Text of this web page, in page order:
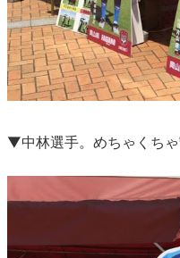
▼中林選手。めちゃくちゃ